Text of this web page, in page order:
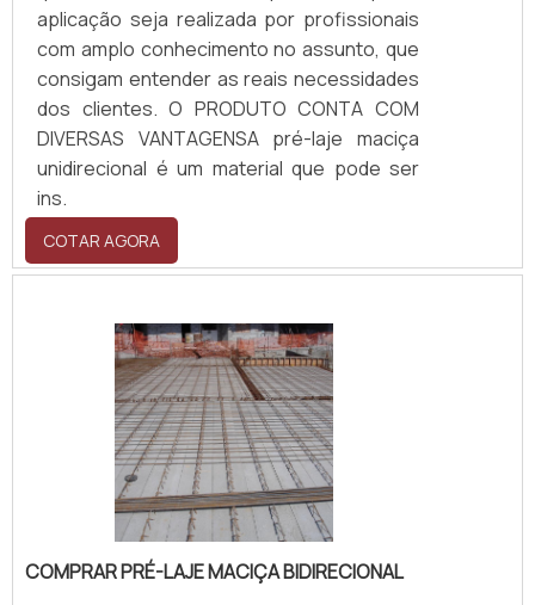
aplicação seja realizada por profissionais
com amplo conhecimento no assunto, que
consigam entender as reais necessidades
dos clientes. O PRODUTO CONTA COM
DIVERSAS VANTAGENSA pré-laje maciça
unidirecional é um material que pode ser
ins.
COTAR AGORA
COMPRAR PRÉ-LAJE MACIÇA BIDIRECIONAL